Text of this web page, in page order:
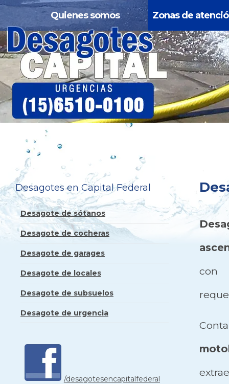
Quienes somos Zonas de
con
Desagotes en Capital Federal
Desagote de sótanos
Desagote de cocheras
Desagote de garages
Desagote de locales
Desagote de subsuelos
Desagote de urgencia
/desagotesencapitalfederal